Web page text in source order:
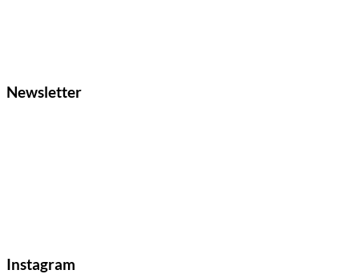
Newsletter
Instagram